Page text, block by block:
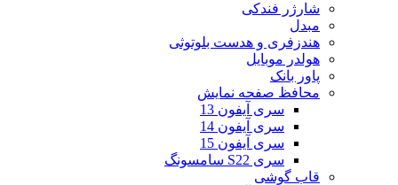
شارژر فندکی
مبدل
هندزفری و هدست بلوتوثی
هولدر موبایل
پاور بانک
محافظ صفحه نمایش
سری آیفون 13
سری آیفون 14
سری آیفون 15
سری S22 سامسونگ
قاب گوشی